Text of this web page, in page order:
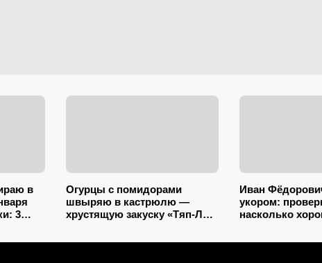
в
3
Огурцы с помидорами
швыряю в кастрюлю —
хрустящую закуску «Тяп-Ляп
Иван
укором:
насколько